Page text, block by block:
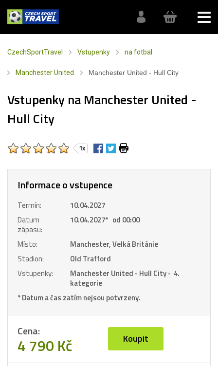
CzechSportTravel Vstupenky na fotbal
Manchester United Manchester United - Hull City
Vstupenky na Manchester United -
Hull City
1x
Informace o vstupence
Termín:
10.04.2027
Datum
zápasu:
10.04.2027* od 00:00
Místo:
Manchester, Velká Británie
Stadion:
Old Trafford
Vstupenky:
Manchester United - Hull City - 4.
kategorie
* Datum a čas zatím nejsou potvrzeny.
Cena:
4 790 Kč Koupit